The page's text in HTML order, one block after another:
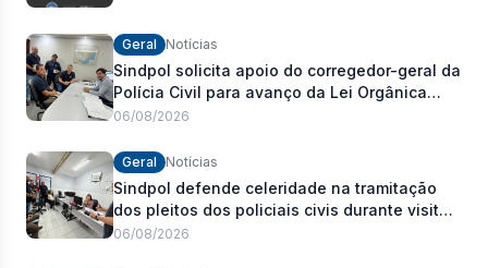
Geral Notícias
Sindpol solicita apoio do corregedor-geral da
Polícia Civil para avanço da Lei Orgânica
Estadual
06/08/2026
Geral Notícias
Sindpol defende celeridade na tramitação
dos pleitos dos policiais civis durante visita
às delegacias
06/08/2026